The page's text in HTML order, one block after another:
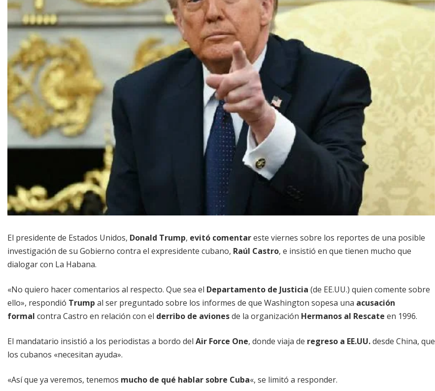
El presidente de Estados Unidos, Donald Trump, evitó comentareste viernes sobre los reportes de una posible
investigación de su Gobierno contra el expresidente cubano, Raúl Castro, e insistió en que tienen mucho que
dialogar con La Habana.
«No quiero hacer comentarios al respecto. Que sea el Departamento de Justicia (de EE.UU.) quien comente sobre
ello», respondió Trump al ser preguntado sobre los informes de que Washington sopesa una acusación
formal contra Castro en relación con el derribo de avionesde la organización Hermanos al Rescate en 1996.
El mandatario insistió a los periodistas a bordo del Air Force One, donde viaja de regreso a EE.UU.desde China, que
los cubanos «necesitan ayuda».
«Así que ya veremos, tenemos mucho de qué hablar sobre Cuba«, se limitó a responder.